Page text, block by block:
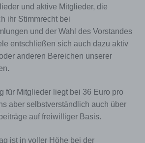
und aktive Mitglieder, die
ihr Stimmrecht bei
und der Wahl des Vorstandes
entschließen sich auch dazu aktiv
anderen Bereichen unserer
für Mitglieder liegt bei 36 Euro pro
aber selbstverständlich auch über
auf freiwilliger Basis.
ist in voller Höhe bei der